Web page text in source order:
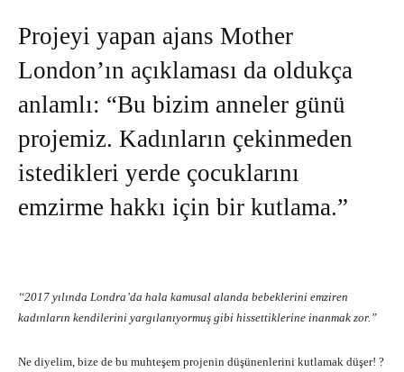
Projeyi yapan ajans Mother
London’ın açıklaması da oldukça
anlamlı: “Bu bizim anneler günü
projemiz. Kadınların çekinmeden
istedikleri yerde çocuklarını
emzirme hakkı için bir kutlama.”
“2017 yılında Londra’da hala kamusal alanda bebeklerini emziren
kadınların kendilerini yargılanıyormuş gibi hissettiklerine inanmak zor.”
Ne diyelim, bize de bu muhteşem projenin düşünenlerini kutlamak düşer! ?